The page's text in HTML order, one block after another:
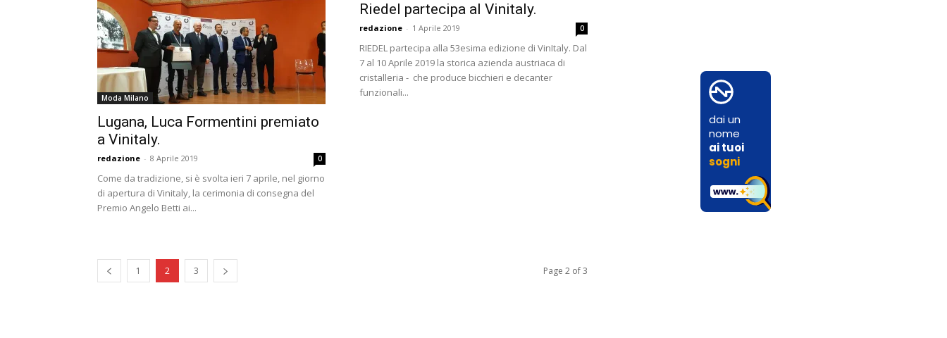
Moda Milano
Lugana, Luca Formentini premiato
a Vinitaly.
redazione - 8 Aprile 2019 0
Come da tradizione, si è svolta ieri 7 aprile, nel giorno
di apertura di Vinitaly, la cerimonia di consegna del
Premio Angelo Betti ai...
Riedel partecipa al Vinitaly.
redazione - 1 Aprile 2019 0
RIEDEL partecipa alla 53esima edizione di VinItaly. Dal
7 al 10 Aprile 2019 la storica azienda austriaca di
cristalleria - che produce bicchieri e decanter
funzionali...
1 2 3 Page 2 of 3